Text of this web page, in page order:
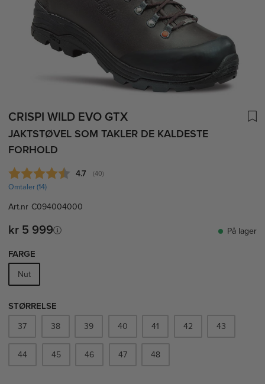
CRISPI WILD EVO GTX
JAKTSTØVEL SOM TAKLER DE KALDESTE
FORHOLD
Gjennomsnittskarakter:
4.7 (stemmer:
40)
Omtaler (14)
Art.nr C094004000
kr 5 999 På lager
FARGE
Nut
STØRRELSE
37 38 39 40 41 42 43
44 45 46 47 48